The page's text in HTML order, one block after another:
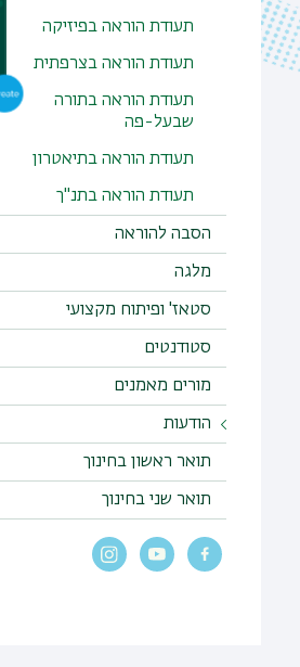
תעודת הוראה בפיזיקה
תעודת הוראה בצרפתית
תעודת הוראה בתורה
שבעל-פה
תעודת הוראה בתיאטרון
תעודת הוראה בתנ"ך
הסבה להוראה
מלגה
סטאז' ופיתוח מקצועי
סטודנטים
מורים מאמנים
הודעות
הודעות
מודעות דרושים
תואר ראשון בחינוך
תואר שני בחינוך
כותרת
הקישור
כותרת
הקישור
כותרת
הקישור